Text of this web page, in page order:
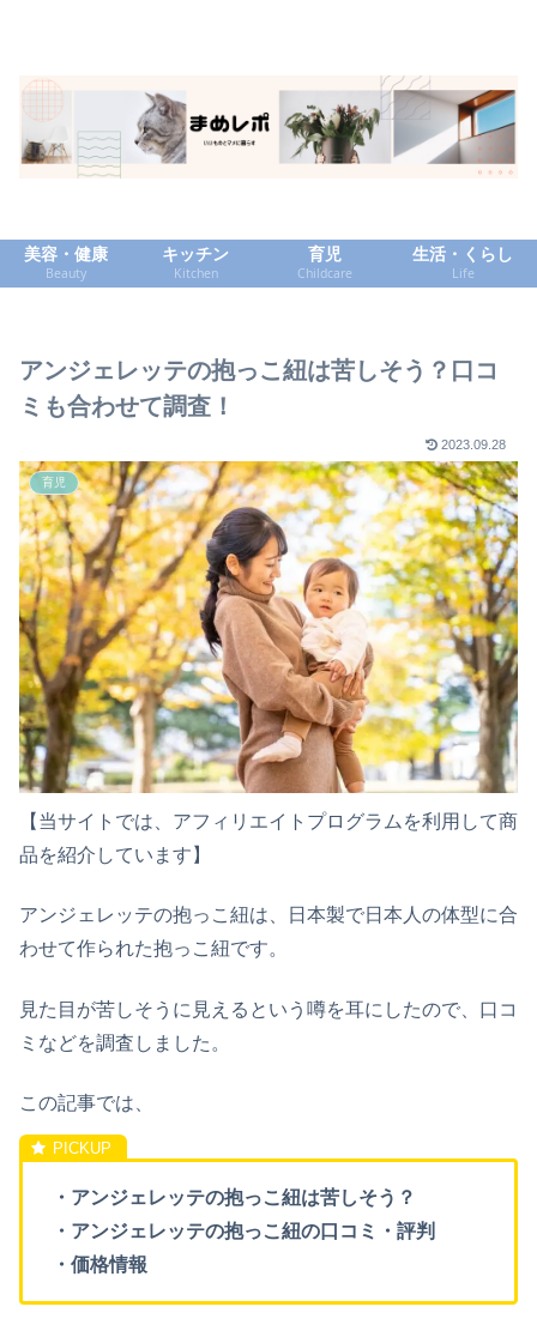
美容・健康
Beauty
キッチン
Kitchen
育児
Childcare
生活・くらし
Life
アンジェレッテの抱っこ紐は苦しそう？口コ
ミも合わせて調査！
2023.09.28
育児
【当サイトでは、アフィリエイトプログラムを利用して商
品を紹介しています】
アンジェレッテの抱っこ紐は、日本製で日本人の体型に合
わせて作られた抱っこ紐です。
見た目が苦しそうに見えるという噂を耳にしたので、口コ
ミなどを調査しました。
この記事では、
・アンジェレッテの抱っこ紐は苦しそう？
・アンジェレッテの抱っこ紐の口コミ・評判
・価格情報